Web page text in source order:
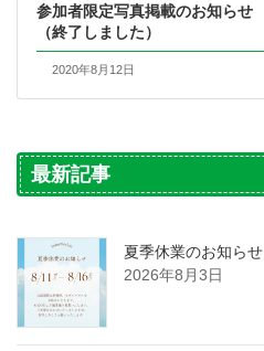
参加者限定写真掲載のお知らせ
（終了しました）
2020年8月12日
最新記事
夏季休業のお知らせ
2026年8月3日